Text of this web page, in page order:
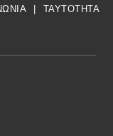
TAYTOTHTA